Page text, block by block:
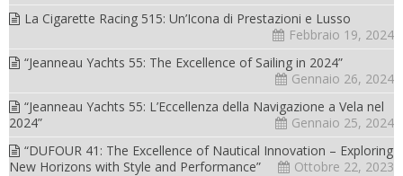
La Cigarette Racing 515: Un’Icona di Prestazioni e Lusso
Febbraio 19, 2024
“Jeanneau Yachts 55: The Excellence of Sailing in 2024”
Gennaio 26, 2024
“Jeanneau Yachts 55: L’Eccellenza della Navigazione a Vela nel
2024”
Gennaio 25, 2024
“DUFOUR 41: The Excellence of Nautical Innovation – Exploring
New Horizons with Style and Performance”
Ottobre 22, 2023